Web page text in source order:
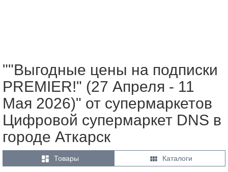
""Выгодные цены на подписки
PREMIER!" (27 Апреля - 11
Мая 2026)" от супермаркетов
Цифровой супермаркет DNS в
городе Аткарск
 Товары  Каталоги